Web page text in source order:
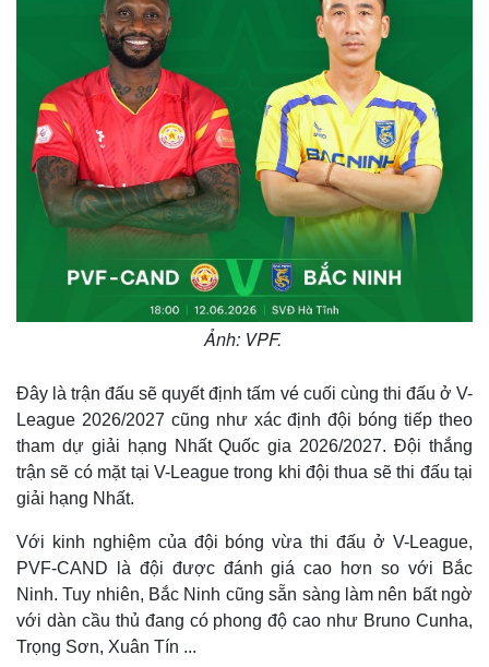
Ảnh: VPF.
Đây là trận đấu sẽ quyết định tấm vé cuối cùng thi đấu ở V-
League 2026/2027 cũng như xác định đội bóng tiếp theo
tham dự giải hạng Nhất Quốc gia 2026/2027. Đội thắng
trận sẽ có mặt tại V-League trong khi đội thua sẽ thi đấu tại
giải hạng Nhất.
Với kinh nghiệm của đội bóng vừa thi đấu ở V-League,
PVF-CAND là đội được đánh giá cao hơn so với Bắc
Ninh. Tuy nhiên, Bắc Ninh cũng sẵn sàng làm nên bất ngờ
với dàn cầu thủ đang có phong độ cao như Bruno Cunha,
Trọng Sơn, Xuân Tín ...